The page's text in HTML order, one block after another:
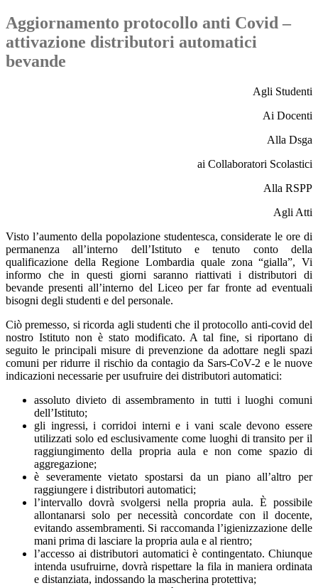
Aggiornamento protocollo anti Covid –
attivazione distributori automatici
bevande
Agli Studenti
Ai Docenti
Alla Dsga
ai Collaboratori Scolastici
Alla RSPP
Agli Atti
Visto l’aumento della popolazione studentesca, considerate le ore di
permanenza all’interno dell’Istituto e tenuto conto della
qualificazione della Regione Lombardia quale zona “gialla”, Vi
informo che in questi giorni saranno riattivati i distributori di
bevande presenti all’interno del Liceo per far fronte ad eventuali
bisogni degli studenti e del personale.
Ciò premesso, si ricorda agli studenti che il protocollo anti-covid del
nostro Istituto non è stato modificato. A tal fine, si riportano di
seguito le principali misure di prevenzione da adottare negli spazi
comuni per ridurre il rischio da contagio da Sars-CoV-2 e le nuove
indicazioni necessarie per usufruire dei distributori automatici:
assoluto divieto di assembramento in tutti i luoghi comuni
dell’Istituto;
gli ingressi, i corridoi interni e i vani scale devono essere
utilizzati solo ed esclusivamente come luoghi di transito per il
raggiungimento della propria aula e non come spazio di
aggregazione;
è severamente vietato spostarsi da un piano all’altro per
raggiungere i distributori automatici;
l’intervallo dovrà svolgersi nella propria aula. È possibile
allontanarsi solo per necessità concordate con il docente,
evitando assembramenti. Si raccomanda l’igienizzazione delle
mani prima di lasciare la propria aula e al rientro;
l’accesso ai distributori automatici è contingentato. Chiunque
intenda usufruirne, dovrà rispettare la fila in maniera ordinata
e distanziata, indossando la mascherina protettiva;